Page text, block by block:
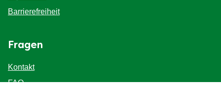
Impressum
Kontakt